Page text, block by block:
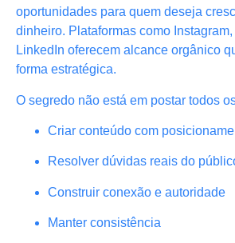
oportunidades para quem deseja
dinheiro. Plataformas como
LinkedIn oferecem alcance orgânico
forma estratégica.
O segredo não está em postar todos
Criar conteúdo com
Resolver dúvidas reais do
Construir conexão e autoridade
Manter consistência